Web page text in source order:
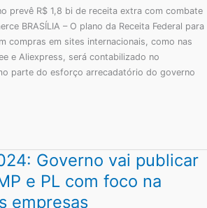
prevê R$ 1,8 bi de receita extra com combate
BRASÍLIA – O plano da Receita Federal para
compras em sites internacionais, como nas
e Aliexpress, será contabilizado no
parte do esforço arrecadatório do governo
Governo vai publicar
e PL com foco na
empresas